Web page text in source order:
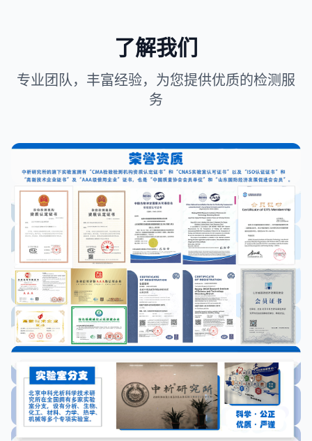
了解我们
专业团队，丰富经验，为您提供优质的检测服
务